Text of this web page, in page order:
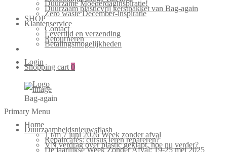
Duurzame Moederdaginspiratie!
Duurzaam plasticvrij kerstpakket van Bag-again
Zero waste December-inspiratie
SHOP
Klantenservice
Contact
Levertijd en verzending
Retourneren
Betalingsmogelijkheden
Login
Shopping cart 0
Bag-again
Primary Menu
Home
Duurzaamheidsnieuwsflash
1 t/m 7 juni 2026 Week zonder afval
Repaircafés: cursus leren repareren?
VN verdrag over plastic geklapt, hoe nu verder?
De jaarlijkse Week Zonder Afval: 19-25 mei 2025